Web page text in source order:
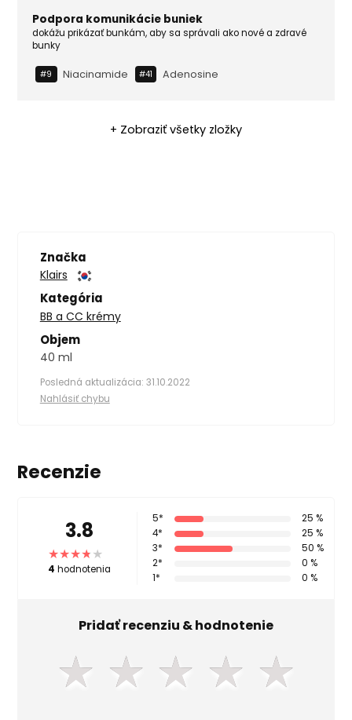
Podpora komunikácie buniek
dokážu prikázať bunkám, aby sa správali ako nové a zdravé
bunky
#9 Niacinamide #41 Adenosine
+ Zobraziť všetky zložky
Značka
Klairs
Kategória
BB a CC krémy
Objem
40 ml
Posledná aktualizácia: 31.10.2022
Nahlásiť chybu
Recenzie
3.8
4 hodnotenia
5*
25 %
4*
25 %
3*
50 %
2*
0 %
1*
0 %
Pridať recenziu & hodnotenie
★ ★ ★ ★ ★